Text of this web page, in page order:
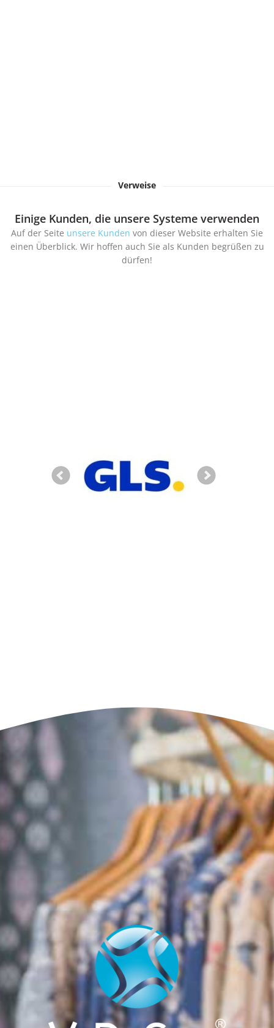
Verweise
Einige Kunden, die unsere Systeme verwenden
Auf der Seite unsere Kunden von dieser Website erhalten Sie
einen Überblick. Wir hoffen auch Sie als Kunden begrüßen zu
dürfen!